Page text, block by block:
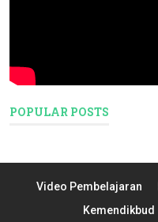
POPULAR POSTS
Video Pembelajaran
Kemendikbud